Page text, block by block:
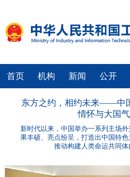
首页 机构 新闻 公开
东方之约，相约未来——中
情怀与大国
新时代以来，中国举办一系列主场
果丰硕、亮点纷呈，打造出中国特
推动构建人类命运共同